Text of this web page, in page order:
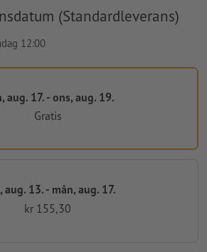
(Standardleverans)
12:00
aug. 17. - ons, aug. 19.
Gratis
aug. 13. - mån, aug. 17.
kr 155,30